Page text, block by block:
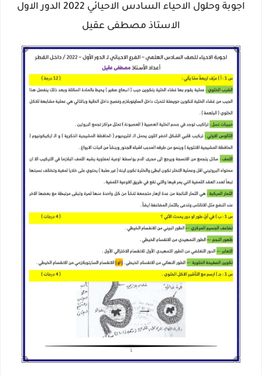
اجوبة وحلول الاحياء السادس الاحيائي 2022 الدور الاول
الاستاذ مصطفى عقيل